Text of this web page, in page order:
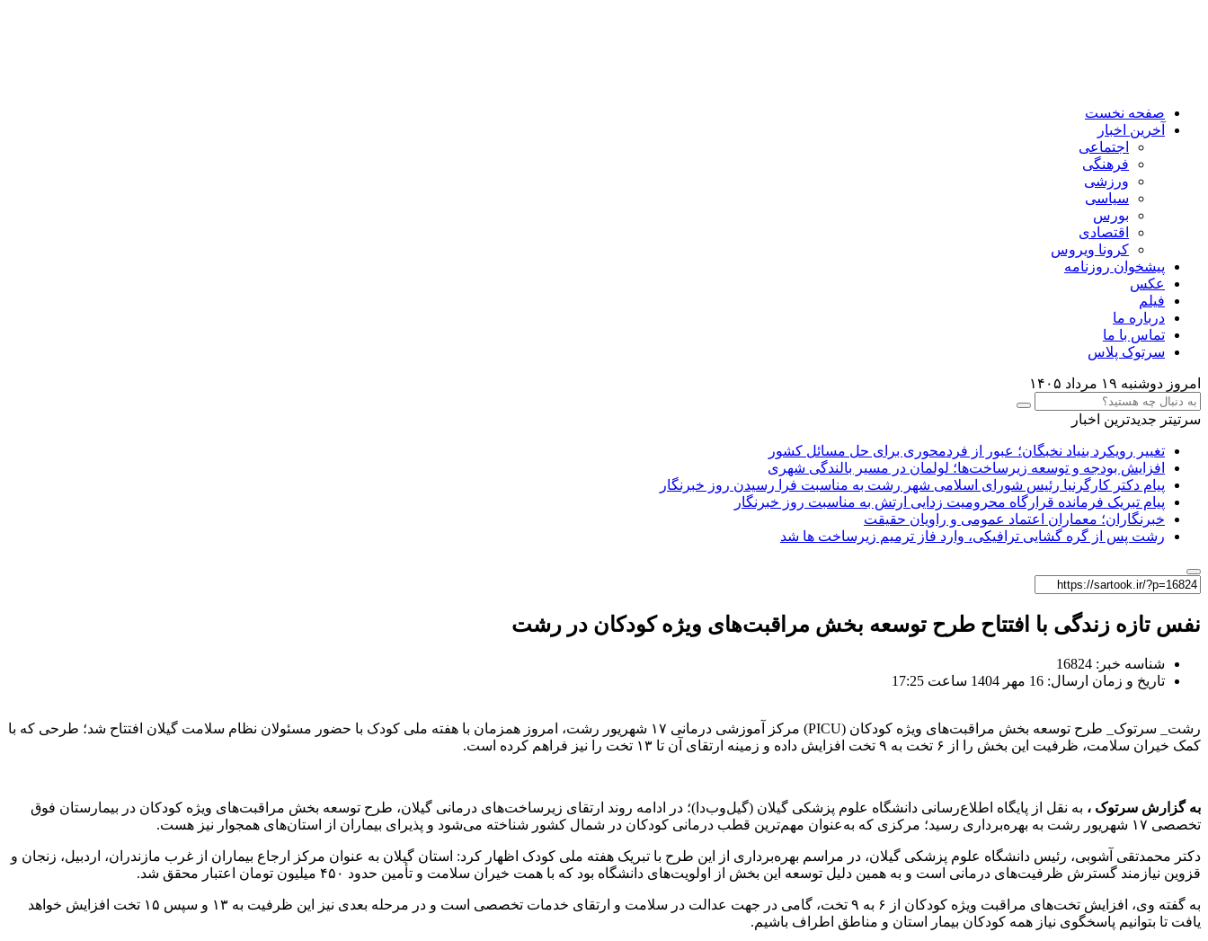
صفحه نخست
آخرین اخبار
اجتماعی
فرهنگی
ورزشی
سیاسی
بورس
اقتصادی
کرونا ویروس
پیشخوان روزنامه
عکس
فیلم
درباره ما
تماس با ما
سرتوک پلاس
امروز دوشنبه ۱۹ مرداد ۱۴۰۵
سرتیتر جدیدترین اخبار
تغییر رویکرد بنیاد نخبگان؛ عبور از فردمحوری برای حل مسائل کشور
افزایش بودجه و توسعه زیرساخت‌ها؛ لولمان در مسیر بالندگی شهری
پیام دکتر کارگرنیا رئیس شورای اسلامی شهر رشت به مناسبت فرا رسیدن روز خبرنگار
پیام تبریک فرمانده قرارگاه محرومیت‌ زدایی ارتش به مناسبت روز خبرنگار
خبرنگاران؛ معماران اعتماد عمومی و راویان حقیقت
رشت پس از گره گشایی ترافیکی، وارد فاز ترمیم زیرساخت ها شد
نفس تازه زندگی با افتتاح طرح توسعه بخش مراقبت‌های ویژه کودکان در رشت
شناسه خبر: 16824
تاریخ و زمان ارسال: 16 مهر 1404 ساعت 17:25
رشت_ سرتوک_ طرح توسعه بخش مراقبت‌های ویژه کودکان (PICU) مرکز آموزشی درمانی ۱۷ شهریور رشت، امروز همزمان با هفته ملی کودک با حضور مسئولان نظام سلامت گیلان افتتاح شد؛ طرحی که با
کمک خیران سلامت، ظرفیت این بخش را از ۶ تخت به ۹ تخت افزایش داده و زمینه ارتقای آن تا ۱۳ تخت را نیز فراهم کرده است.
به گزارش سرتوک ، به نقل از پایگاه اطلاع‌رسانی دانشگاه علوم پزشکی گیلان (گیل‌وب‌دا)؛ در ادامه روند ارتقای زیرساخت‌های درمانی گیلان، طرح توسعه بخش مراقبت‌های ویژه کودکان در بیمارستان فوق
تخصصی ۱۷ شهریور رشت به بهره‌برداری رسید؛ مرکزی که به‌عنوان مهم‌ترین قطب درمانی کودکان در شمال کشور شناخته می‌شود و پذیرای بیماران از استان‌های همجوار نیز هست.
دکتر محمدتقی آشوبی، رئیس دانشگاه علوم پزشکی گیلان، در مراسم بهره‌برداری از این طرح با تبریک هفته ملی کودک اظهار کرد: استان گیلان به عنوان مرکز ارجاع بیماران از غرب مازندران، اردبیل، زنجان و
قزوین نیازمند گسترش ظرفیت‌های درمانی است و به همین دلیل توسعه این بخش از اولویت‌های دانشگاه بود که با همت خیران سلامت و تأمین حدود ۴۵۰ میلیون تومان اعتبار محقق شد.
به گفته وی، افزایش تخت‌های مراقبت ویژه کودکان از ۶ به ۹ تخت، گامی در جهت عدالت در سلامت و ارتقای خدمات تخصصی است و در مرحله بعدی نیز این ظرفیت به ۱۳ و سپس ۱۵ تخت افزایش خواهد
یافت تا بتوانیم پاسخگوی نیاز همه کودکان بیمار استان و مناطق اطراف باشیم.